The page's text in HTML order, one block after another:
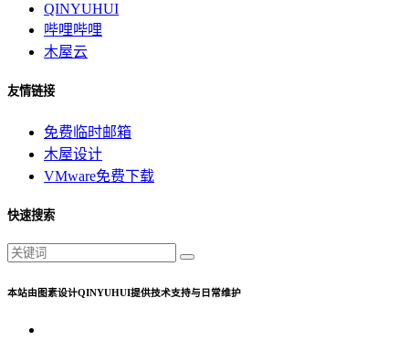
QINYUHUI
哔哩哔哩
木屋云
友情链接
免费临时邮箱
木屋设计
VMware免费下载
快速搜索
本站由图素设计QINYUHUI提供技术支持与日常维护